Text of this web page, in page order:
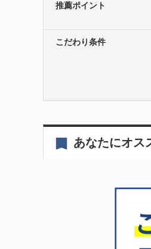
推薦ポイント
こだわり条件
あなたにオス